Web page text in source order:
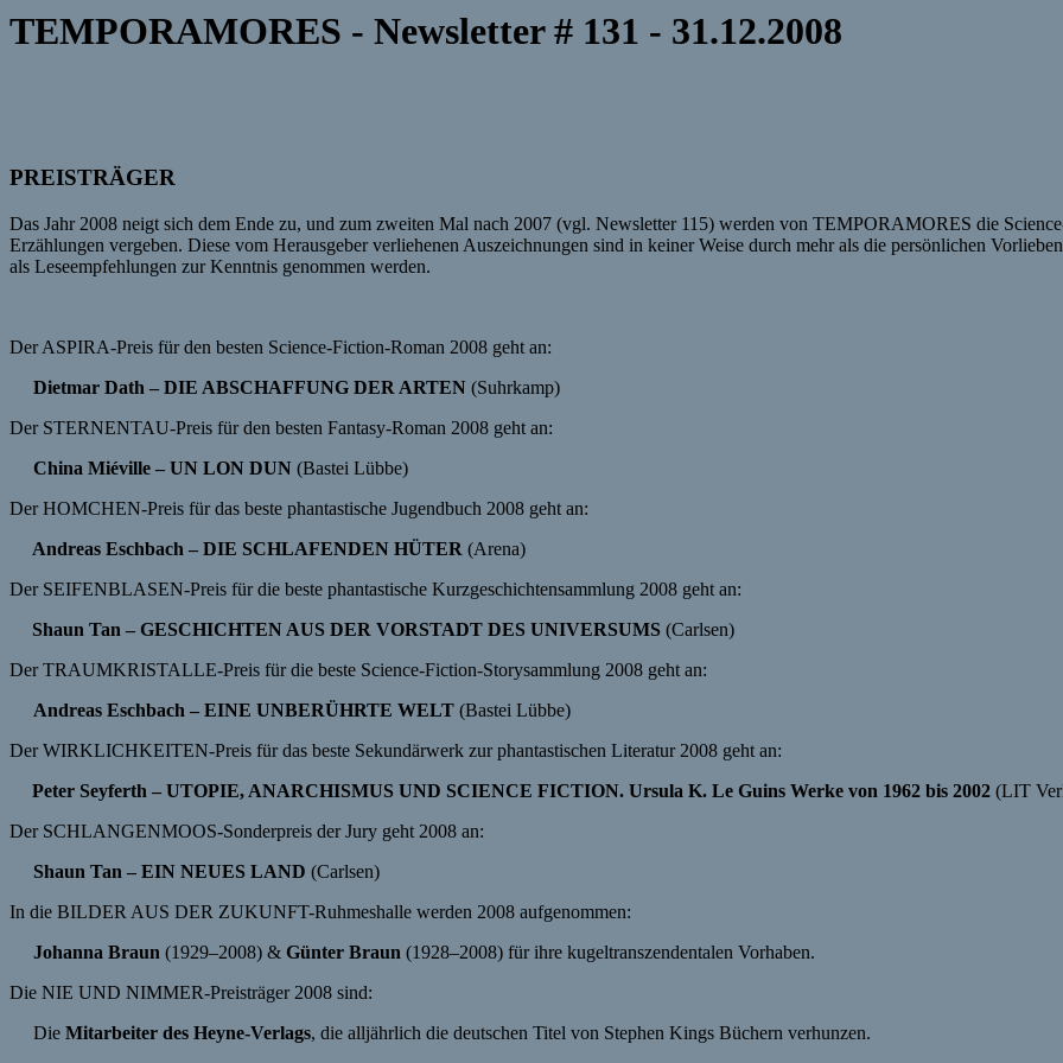
TEMPORAMORES - Newsletter # 131 - 31.12.2008
PREISTRÄGER
Das Jahr 2008 neigt sich dem Ende zu, und zum zweiten Mal nach 2007 (vgl. Newsletter115) werden von TEMPORAMORES die
Erzählungen vergeben. Diese vom Herausgeber verliehenen Auszeichnungen sind in keiner Weise durch mehr als die persönlichen
als Leseempfehlungen zur Kenntnis genommen werden.
DerASPIRA-Preis für den besten Science-Fiction-Roman 2008 geht an:
Dietmar Dath – DIE ABSCHAFFUNG DER ARTEN (Suhrkamp)
Der STERNENTAU-Preis für den besten Fantasy-Roman 2008 geht an:
China Miéville – UN LON DUN (Bastei Lübbe)
DerHOMCHEN-Preis für das beste phantastische Jugendbuch 2008 geht an:
Andreas Eschbach – DIE SCHLAFENDEN HÜTER (Arena)
Der SEIFENBLASEN-Preis für die beste phantastische Kurzgeschichtensammlung 2008 geht an:
Shaun Tan – GESCHICHTEN AUS DER VORSTADT DES UNIVERSUMS (Carlsen)
DerTRAUMKRISTALLE-Preis für die beste Science-Fiction-Storysammlung 2008 geht an:
Andreas Eschbach – EINE UNBERÜHRTE WELT (Bastei Lübbe)
DerWIRKLICHKEITEN-Preis für das beste Sekundärwerk zur phantastischen Literatur 2008 geht an:
Peter Seyferth – UTOPIE, ANARCHISMUS UND SCIENCE FICTION. Ursula K. Le GuinsWerke von 1962 bis 2002(LIT
Der SCHLANGENMOOS-Sonderpreis der Jury geht 2008 an:
Shaun Tan – EIN NEUES LAND (Carlsen)
In die BILDER AUS DER ZUKUNFT-Ruhmeshalle werden 2008 aufgenommen:
Johanna Braun (1929–2008) & Günter Braun (1928–2008) für ihre kugeltranszendentalen Vorhaben.
Die NIE UND NIMMER-Preisträger2008 sind:
Die Mitarbeiter des Heyne-Verlags, die alljährlich die deutschen Titel von Stephen Kings Büchern verhunzen.